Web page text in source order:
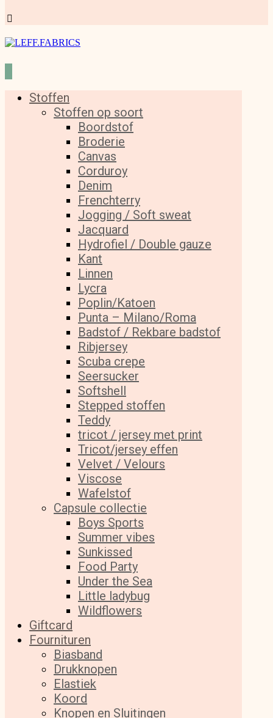
Stoffen
Stoffen op soort
Boordstof
Broderie
Canvas
Corduroy
Denim
Frenchterry
Jogging / Soft sweat
Jacquard
Hydrofiel / Double gauze
Kant
Linnen
Lycra
Poplin/Katoen
Punta – Milano/Roma
Badstof / Rekbare badstof
Ribjersey
Scuba crepe
Seersucker
Softshell
Stepped stoffen
Teddy
tricot / jersey met print
Tricot/jersey effen
Velvet / Velours
Viscose
Wafelstof
Capsule collectie
Boys Sports
Summer vibes
Sunkissed
Food Party
Under the Sea
Little ladybug
Wildflowers
Giftcard
Fournituren
Biasband
Drukknopen
Elastiek
Koord
Knopen en Sluitingen